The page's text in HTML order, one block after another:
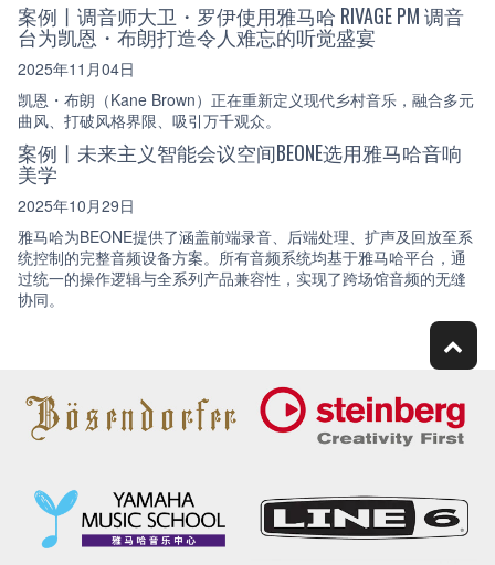
案例丨调音师大卫・罗伊使用雅马哈 RIVAGE PM 调音
台为凯恩・布朗打造令人难忘的听觉盛宴
2025年11月04日
凯恩・布朗（Kane Brown）正在重新定义现代乡村音乐，融合多元
曲风、打破风格界限、吸引万千观众。
案例丨未来主义智能会议空间BEONE选用雅马哈音响
美学
2025年10月29日
雅马哈为BEONE提供了涵盖前端录音、后端处理、扩声及回放至系
统控制的完整音频设备方案。所有音频系统均基于雅马哈平台，通
过统一的操作逻辑与全系列产品兼容性，实现了跨场馆音频的无缝
协同。